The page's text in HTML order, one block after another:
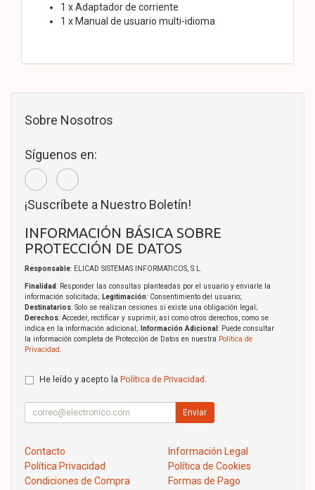
1 x Adaptador de corriente
1 x Manual de usuario multi-idioma
Sobre Nosotros
Síguenos en:
¡Suscríbete a Nuestro Boletín!
INFORMACIÓN BÁSICA SOBRE
PROTECCIÓN DE DATOS
Responsable: ELICAD SISTEMAS INFORMATICOS, S.L.
Finalidad: Responder las consultas planteadas por el usuario y enviarle la
información solicitada; Legitimación: Consentimiento del usuario;
Destinatarios: Solo se realizan cesiones si existe una obligación legal;
Derechos: Acceder, rectificar y suprimir, así como otros derechos, como se
indica en la información adicional;
Información Adicional : Puede consultar
la información completa de Protección de Datos en nuestra Política de
Privacidad
He leído y acepto la Política de Privacidad
Enviar
Contacto
Información Legal
Política Privacidad
Política de Cookies
Condiciones de Compra
Formas de Pago